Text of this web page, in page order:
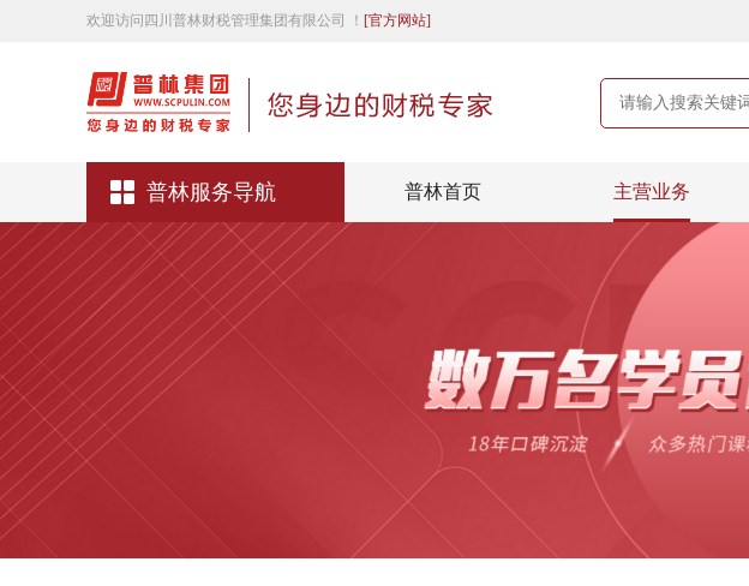
欢迎访问四川普林财税管理集团有限公司 ！ [官方网站]
普林服务导航 普林首页 主营业务